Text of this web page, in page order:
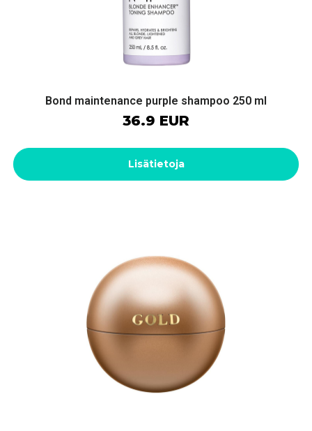
Bond maintenance purple shampoo 250 ml
36.9 EUR
Lisätietoja